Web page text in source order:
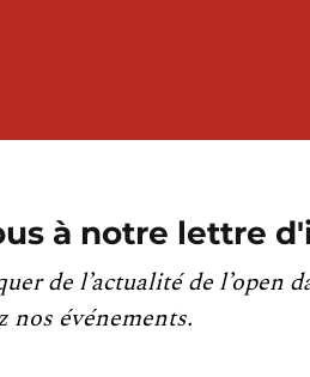
à notre lettre
de l’actualité de l’open
événements.